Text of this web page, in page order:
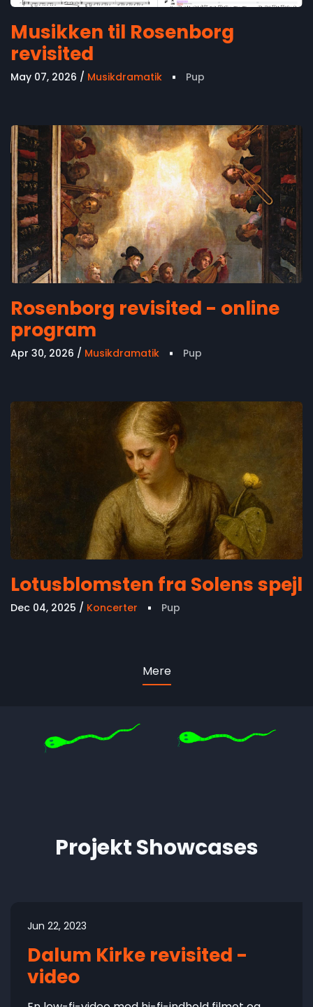
Musikken til Rosenborg
revisited
May 07, 2026 Musikdramatik Pup
Rosenborg revisited - online
program
Apr 30, 2026 Musikdramatik Pup
Lotusblomsten fra Solens spejl
Dec 04, 2025 Koncerter Pup
Mere
Projekt Showcases
Jun 22, 2023
Dalum Kirke revisited -
video